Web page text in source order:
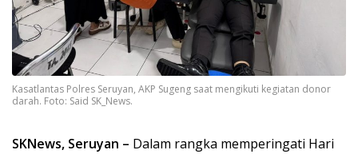
Kasatlantas Polres Seruyan, AKP Sugeng saat mengikuti kegiatan donor
darah. Foto: Said SK_News.
SKNews, Seruyan – Dalam rangka memperingati Hari